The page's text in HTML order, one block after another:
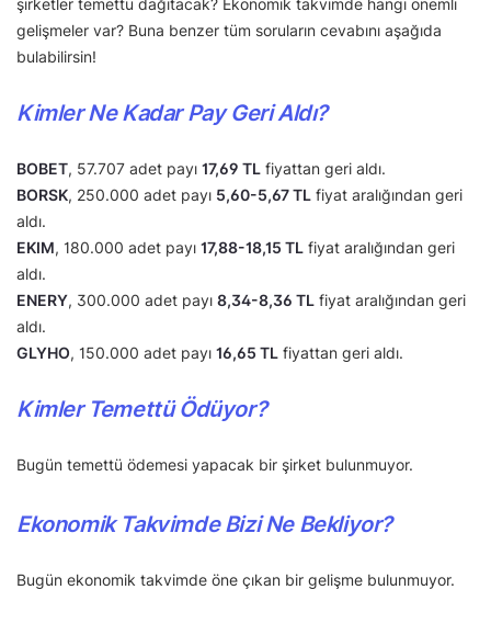
şirketler temettü dağıtacak? Ekonomik takvimde hangi önemli
gelişmeler var? Buna benzer tüm soruların cevabını aşağıda
bulabilirsin!
Kimler Ne Kadar Pay Geri Aldı?
BOBET, 57.707 adet payı 17,69 TL fiyattan geri aldı.
BORSK, 250.000 adet payı 5,60-5,67 TL fiyat aralığından geri
aldı.
EKIM, 180.000 adet payı 17,88-18,15 TL fiyat aralığından geri
aldı.
ENERY, 300.000 adet payı 8,34-8,36 TL fiyat aralığından geri
aldı.
GLYHO, 150.000 adet payı 16,65 TL fiyattan geri aldı.
Kimler Temettü Ödüyor?
Bugün temettü ödemesi yapacak bir şirket bulunmuyor.
Ekonomik Takvimde Bizi Ne Bekliyor?
Bugün ekonomik takvimde öne çıkan bir gelişme bulunmuyor.